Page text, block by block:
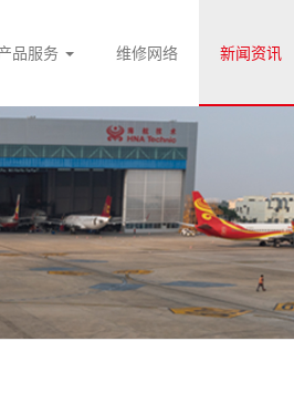
品服务 维修网络 新闻资讯